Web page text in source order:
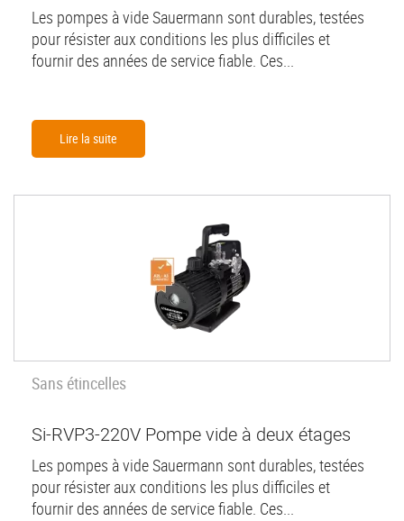
Les pompes à vide Sauermann sont durables, testées
pour résister aux conditions les plus difficiles et
fournir des années de service fiable. Ces...
Lire la suite
Sans étincelles
Si-RVP3-220V Pompe vide à deux étages
Les pompes à vide Sauermann sont durables, testées
pour résister aux conditions les plus difficiles et
fournir des années de service fiable. Ces...